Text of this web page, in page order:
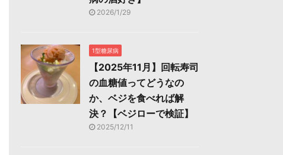
2026/1/29
1型糖尿病
【2025年11月】回転寿司
の血糖値ってどうなの
か、ベジを食べれば解
決？【ベジローで検証】
2025/12/11